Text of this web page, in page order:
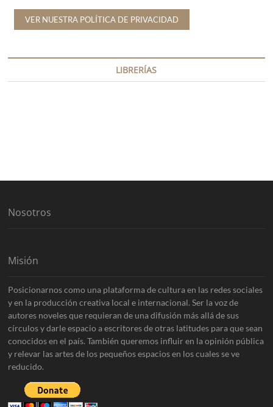
VER NUESTRA POLÍTICA DE PRIVACIDAD
LIBRERÍAS
Nosotros
Misión
Posicionarnos como una plataforma de cultura en las redes sociales
y en la producción creativa local e internacional. Ser la voz de
autores noveles que requieran de una difusión más allá de sus
círculos y darle espacio a escritores de otras latitudes para que sean
conocidos en el país. También queremos influir en la opinión pública
y relevar las artes de los pequeños espacios en los cuales se ve
reducido.